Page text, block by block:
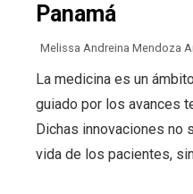
Panamá
Melissa Andreina Mendoza
La medicina es un
guiado por los avances
Dichas innovaciones no
vida de los pacientes,